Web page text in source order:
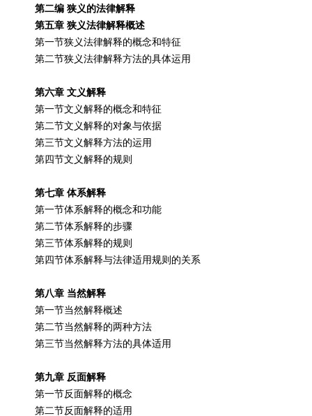
第二编 狭义的法律解释
第五章 狭义法律解释概述
第一节狭义法律解释的概念和特征
第二节狭义法律解释方法的具体运用
第六章 文义解释
第一节文义解释的概念和特征
第二节文义解释的对象与依据
第三节文义解释方法的运用
第四节文义解释的规则
第七章 体系解释
第一节体系解释的概念和功能
第二节体系解释的步骤
第三节体系解释的规则
第四节体系解释与法律适用规则的关系
第八章 当然解释
第一节当然解释概述
第二节当然解释的两种方法
第三节当然解释方法的具体适用
第九章 反面解释
第一节反面解释的概念
第二节反面解释的适用